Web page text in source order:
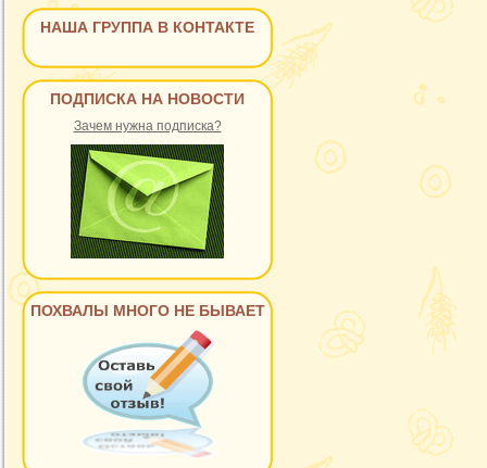
НАША ГРУППА В КОНТАКТЕ
ПОДПИСКА НА НОВОСТИ
Зачем нужна подписка?
ПОХВАЛЫ МНОГО НЕ БЫВАЕТ